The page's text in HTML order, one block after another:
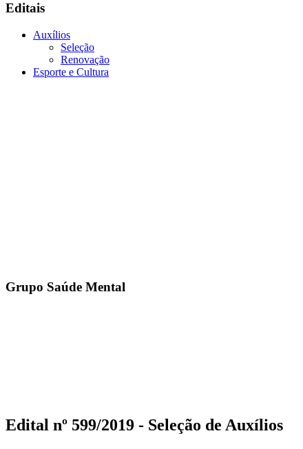
Editais
Auxílios
Seleção
Renovação
Esporte e Cultura
Grupo Saúde Mental
Edital nº 599/2019 - Seleção de Auxílios